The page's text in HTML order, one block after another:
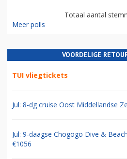
Totaal aantal
Meer polls
VOORDELIGE
TUI vliegtickets
Jul: 8-dg cruise Oost Middellandse
Jul: 9-daagse Chogogo Dive &
€1056